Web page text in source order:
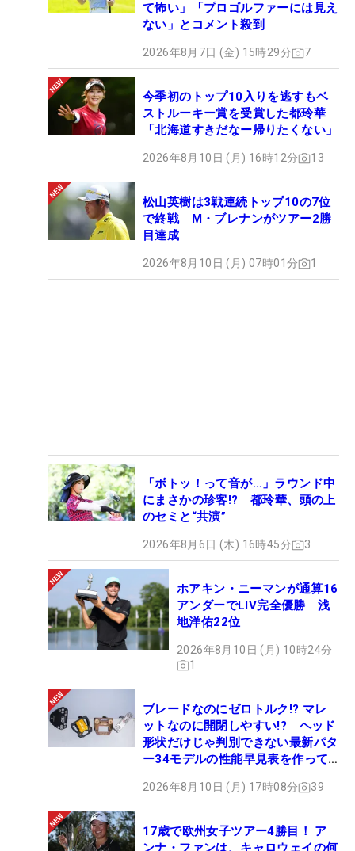
て怖い」「プロゴルファーには見え
ない」とコメント殺到
2026年8月7日 (金) 15時29分 7
今季初のトップ10入りを逃すもベ
ストルーキー賞を受賞した都玲華
「北海道すきだなー帰りたくない」
2026年8月10日 (月) 16時12分 13
松山英樹は3戦連続トップ10の7位
で終戦 M・ブレナンがツアー2勝
目達成
2026年8月10日 (月) 07時01分 1
「ボトッ！って音が…」ラウンド中
にまさかの珍客!? 都玲華、頭の上
のセミと“共演”
2026年8月6日 (木) 16時45分 3
ホアキン・ニーマンが通算16
アンダーでLIV完全優勝 浅
地洋佑22位
2026年8月10日 (月) 10時24分
1
ブレードなのにゼロトルク!? マレ
ットなのに開閉しやすい!? ヘッド
形状だけじゃ判別できない最新パタ
ー34モデルの性能早見表を作って
2026年8月10日 (月) 17時08分 39
17歳で欧州女子ツアー4勝目！ ア